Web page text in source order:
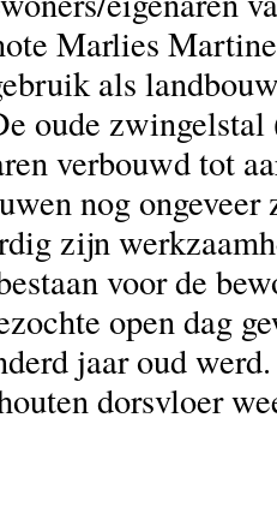
Marlies
als
oude
verbouwd tot
nog
zijn
voor de
open dag
jaar oud
dorsvloer